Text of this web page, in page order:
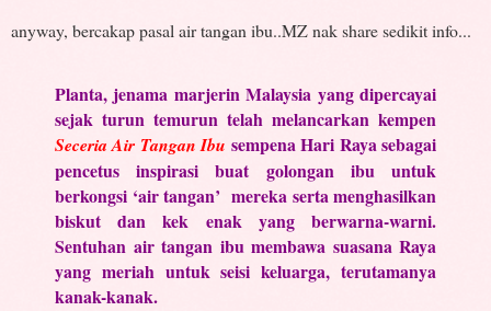
anyway, bercakap pasal air tangan ibu..MZ nak share sedikit info...
Planta, jenama marjerin Malaysia yang dipercayai
sejak turun temurun telah melancarkan kempen
Seceria Air Tangan Ibu sempena Hari Raya sebagai
pencetus inspirasi buat golongan ibu untuk
berkongsi ‘air tangan’ mereka serta menghasilkan
biskut dan kek enak yang berwarna-warni.
Sentuhan air tangan ibu membawa suasana Raya
yang meriah untuk seisi keluarga, terutamanya
kanak-kanak.